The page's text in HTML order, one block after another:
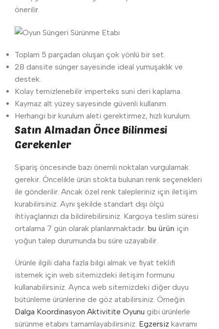
önerilir.
Toplam 5 parçadan oluşan çok yönlü bir set.
28 dansite sünger sayesinde ideal yumuşaklık ve
destek.
Kolay temizlenebilir imperteks suni deri kaplama.
Kaymaz alt yüzey sayesinde güvenli kullanım.
Herhangi bir kurulum aleti gerektirmez, hızlı kurulum.
Satın Almadan Önce Bilinmesi
Gerekenler
Sipariş öncesinde bazı önemli noktaları vurgulamak
gerekir. Öncelikle ürün stokta bulunan renk seçenekleri
ile gönderilir. Ancak özel renk talepleriniz için iletişim
kurabilirsiniz. Aynı şekilde standart dışı ölçü
ihtiyaçlarınızı da bildirebilirsiniz. Kargoya teslim süresi
ortalama 7 gün olarak planlanmaktadır. bu ürün için
yoğun talep durumunda bu süre uzayabilir.
Ürünle ilgili daha fazla bilgi almak ve fiyat teklifi
istemek için web sitemizdeki iletişim formunu
kullanabilirsiniz. Ayrıca web sitemizdeki diğer duyu
bütünleme ürünlerine de göz atabilirsiniz. Örneğin
Dalga Koordinasyon Aktivitite Oyunu gibi ürünlerle
sürünme etabını tamamlayabilirsiniz. Egzersiz kavramı